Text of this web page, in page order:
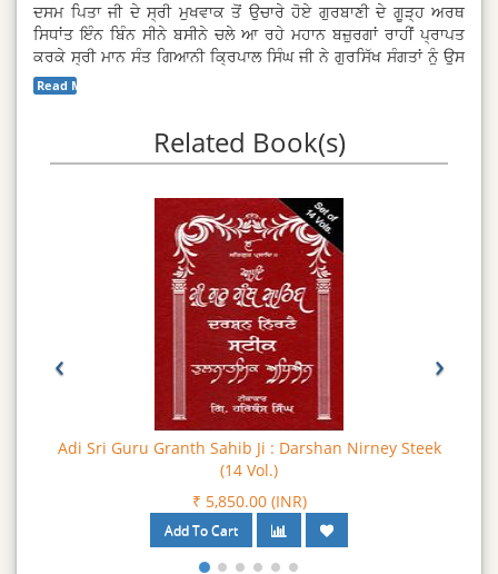
ਦਸਮ ਪਿਤਾ ਜੀ ਦੇ ਸ੍ਰੀ ਮੁਖਵਾਕ ਤੋਂ ਉਚਾਰੇ ਹੋਏ ਗੁਰਬਾਣੀ ਦੇ ਗੂੜ੍ਹ ਅਰਥ
ਸਿਧਾਂਤ ਇੰਨ ਬਿੰਨ ਸੀਨੇ ਬਸੀਨੇ ਚਲੇ ਆ ਰਹੇ ਮਹਾਨ ਬਜ਼ੁਰਗਾਂ ਰਾਹੀਂ ਪ੍ਰਾਪਤ
ਕਰਕੇ ਸ੍ਰੀ ਮਾਨ ਸੰਤ ਗਿਆਨੀ ਕ੍ਰਿਪਾਲ ਸਿੰਘ ਜੀ ਨੇ ਗੁਰਸਿੱਖ ਸੰਗਤਾਂ ਨੂੰ ਉਸ
ਦੀ ਪੂਰੀ ਪੂਰੀ ਸੂਝ ਬੂਝ ਦੇ ਕੇ ਨਿਹਾਲ ਕਰ ਦਿੱਤਾ ਹੈ । ਗੁਹਝ ਭਾਵਾਂ ਨੂੰ ਨਿਰਾ ਸੀਨੇ
ਬਸੀਨੇ ਵਿਚ ਹੀ ਸੰਪੁਟ ਨਹੀਂ ਰਹਿਣ ਦਿੱਤਾ, ਸਗੋਂ ‘ਸੰਪ੍ਰਦਾਈ ਆਦਿ ਸ੍ਰੀ ਗੁਰੂ
ਕੇ ਹਰ ਦੂਰ ਨੇੜੇ ਬੈਠੇ ਗੁਰਮੁਖ ਪਿਆਰਿਆਂ ਤੇ ਸਿਧਾਂਤ ਖੋਜੀਆਂ ਨੂੰ ਅਰਥ ਸਿਧਾਂਤ
ਦੀ ਸੁਖੈਨ ਪ੍ਰਾਪਤੀ ਦਾ ਸਰਲ ਸਾਧਨ ਬਣਾ ਦਿੱਤਾ ਹੈ ।
Read More...
Related Book(s)
Adi Sri Guru Granth Sahib Ji : Darshan Nirney Steek
(14 Vol.)
₹ 5,850.00 (INR)
‹ ›